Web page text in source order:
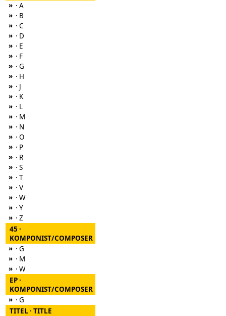
» · A
» · B
» · C
» · D
» · E
» · F
» · G
» · H
» · J
» · K
» · L
» · M
» · N
» · O
» · P
» · R
» · S
» · T
» · V
» · W
» · Y
» · Z
45 ·
KOMPONIST/COMPOSER
» · G
» · M
» · W
EP ·
KOMPONIST/COMPOSER
» · G
TITEL · TITLE